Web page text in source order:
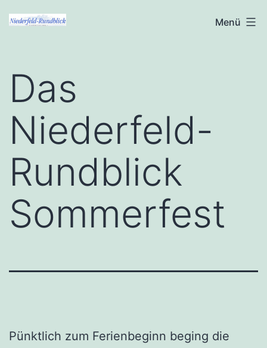
Inhalt
Niederfeld-
Menü
Das
Niederfeld-
Rundblick
Sommerfest
Pünktlich zum Ferienbeginn beging die